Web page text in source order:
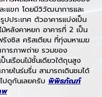
แขก โดยมีวิวัฒนาการและ
ประเทศ ตัวอาคารแบ่งเป็น
ม้หลังคาหยก อาคารที่ 2 เป็น
รังซิส คริสเตียน ที่ทุ่งมหาเมฆ
การภาพถ่าย รวมของ
นเรือนไม้ชั้นเดียวใต้ถุนสูง
ยในร่มรื่น สามารถเดินชมได้
ปดูกันเลยครับ พิพิธภัณฑ์
พ